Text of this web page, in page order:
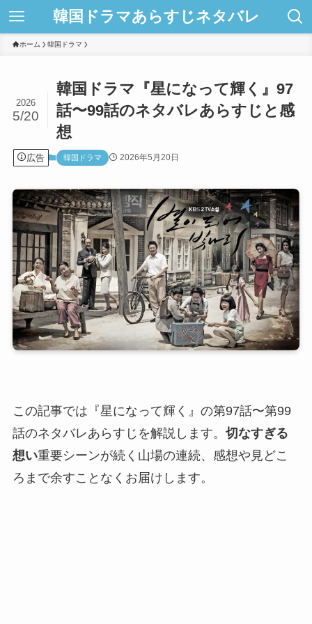
韓国ドラマあらすじネタバレ
ホーム 韓国ドラマ
韓国ドラマ『星になって輝く』97
話〜99話のネタバレあらすじと感
想
2026
5/20
広告 韓国ドラマ 2026年5月20日
この記事では『星になって輝く』の第97話〜第99
話のネタバレあらすじを解説します。 切なすぎる
想い重要シーンが続く山場の連続、感想や見どこ
ろまで余すことなくお届けします。